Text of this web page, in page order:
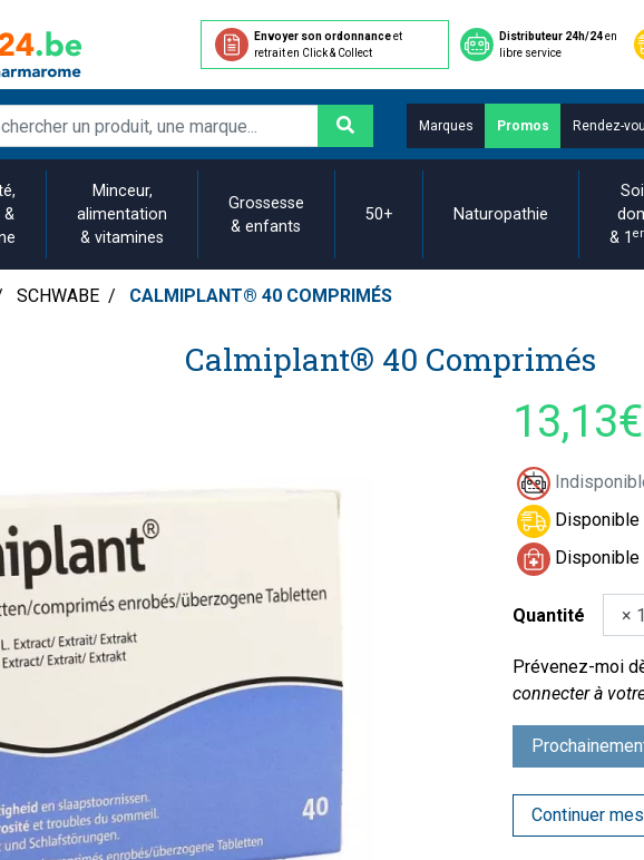
Envoyer son ordonnanceet
retrait en Click & Collect
Distributeur 24h/24en
libre service
Marques Promos Rendez-
&
Minceur,
alimentation
& vitamines
Grossesse
& enfants
50+ Naturopathie
& 1 er
SCHWABE CALMIPLANT® 40 COMPRIMÉS
Calmiplant® 40 Comprimés
13,13€
Quantité
Prévenez-moi
connecter à
Continuer